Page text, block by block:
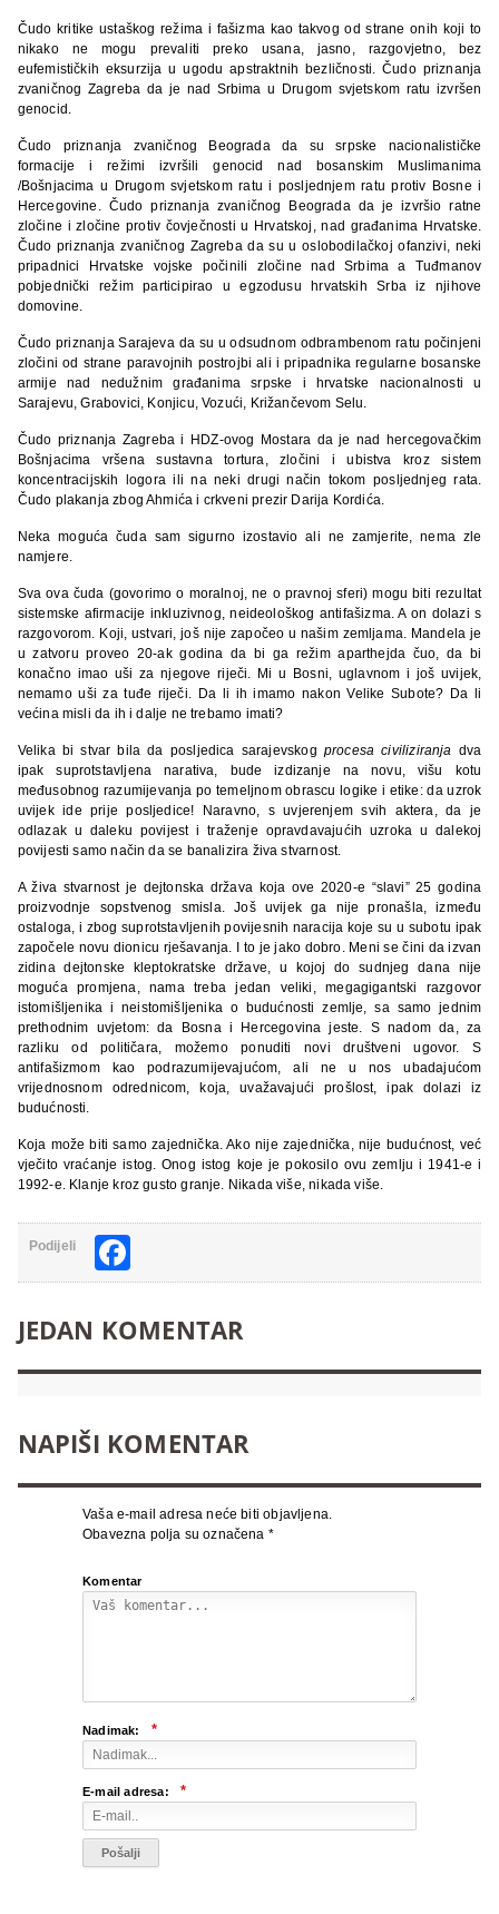
Čudo kritike ustaškog režima i fašizma kao takvog od strane onih koji to
nikako ne mogu prevaliti preko usana, jasno, razgovjetno, bez
eufemističkih eksurzija u ugodu apstraktnih bezličnosti. Čudo priznanja
zvaničnog Zagreba da je nad Srbima u Drugom svjetskom ratu izvršen
genocid.
Čudo priznanja zvaničnog Beograda da su srpske nacionalističke
formacije i režimi izvršili genocid nad bosanskim Muslimanima
/Bošnjacima u Drugom svjetskom ratu i posljednjem ratu protiv Bosne i
Hercegovine. Čudo priznanja zvaničnog Beograda da je izvršio ratne
zločine i zločine protiv čovječnosti u Hrvatskoj, nad građanima Hrvatske.
Čudo priznanja zvaničnog Zagreba da su u oslobodilačkoj ofanzivi, neki
pripadnici Hrvatske vojske počinili zločine nad Srbima a Tuđmanov
pobjednički režim participirao u egzodusu hrvatskih Srba iz njihove
domovine.
Čudo priznanja Sarajeva da su u odsudnom odbrambenom ratu počinjeni
zločini od strane paravojnih postrojbi ali i pripadnika regularne bosanske
armije nad nedužnim građanima srpske i hrvatske nacionalnosti u
Sarajevu, Grabovici, Konjicu, Vozući, Križančevom Selu.
Čudo priznanja Zagreba i HDZ-ovog Mostara da je nad hercegovačkim
Bošnjacima vršena sustavna tortura, zločini i ubistva kroz sistem
koncentracijskih logora ili na neki drugi način tokom posljednjeg rata.
Čudo plakanja zbog Ahmića i crkveni prezir Darija Kordića.
Neka moguća čuda sam sigurno izostavio ali ne zamjerite, nema zle
namjere.
Sva ova čuda (govorimo o moralnoj, ne o pravnoj sferi) mogu biti rezultat
sistemske afirmacije inkluzivnog, neideološkog antifašizma. A on dolazi s
razgovorom. Koji, ustvari, još nije započeo u našim zemljama. Mandela je
u zatvoru proveo 20-ak godina da bi ga režim aparthejda čuo, da bi
konačno imao uši za njegove riječi. Mi u Bosni, uglavnom i još uvijek,
nemamo uši za tuđe riječi. Da li ih imamo nakon Velike Subote? Da li
većina misli da ih i dalje ne trebamo imati?
Velika bi stvar bila da posljedica sarajevskog procesa civiliziranja dva
ipak suprotstavljena narativa, bude izdizanje na novu, višu kotu
međusobnog razumijevanja po temeljnom obrascu logike i etike: da uzrok
uvijek ide prije posljedice! Naravno, s uvjerenjem svih aktera, da je
odlazak u daleku povijest i traženje opravdavajućih uzroka u dalekoj
povijesti samo način da se banalizira živa stvarnost.
A živa stvarnost je dejtonska država koja ove 2020-e “slavi” 25 godina
proizvodnje sopstvenog smisla. Još uvijek ga nije pronašla, između
ostaloga, i zbog suprotstavljenih povijesnih naracija koje su u subotu ipak
započele novu dionicu rješavanja. I to je jako dobro. Meni se čini da izvan
zidina dejtonske kleptokratske države, u kojoj do sudnjeg dana nije
moguća promjena, nama treba jedan veliki, megagigantski razgovor
istomišljenika i neistomišljenika o budućnosti zemlje, sa samo jednim
prethodnim uvjetom: da Bosna i Hercegovina jeste. S nadom da, za
razliku od političara, možemo ponuditi novi društveni ugovor. S
antifašizmom kao podrazumijevajućom, ali ne u nos ubadajućom
vrijednosnom odrednicom, koja, uvažavajući prošlost, ipak dolazi iz
budućnosti.
Koja može biti samo zajednička. Ako nije zajednička, nije budućnost, već
vječito vraćanje istog. Onog istog koje je pokosilo ovu zemlju i 1941-e i
1992-e. Klanje kroz gusto granje. Nikada više, nikada više.
Podijeli
JEDAN KOMENTAR
NAPIŠI KOMENTAR
Vaša e-mail adresa neće biti objavljena.
Obavezna polja su označena *
Komentar
Nadimak: *
E-mail adresa: *